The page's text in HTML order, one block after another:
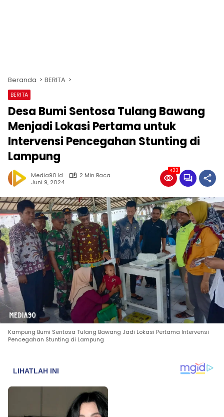
Beranda BERITA
BERITA
Desa Bumi Sentosa Tulang Bawang
Menjadi Lokasi Pertama untuk
Intervensi Pencegahan Stunting di
Lampung
Media90.id
2 Min Baca
Juni 9, 2024
433
Kampung Bumi Sentosa Tulang Bawang Jadi Lokasi Pertama Intervensi
Pencegahan Stunting di Lampung